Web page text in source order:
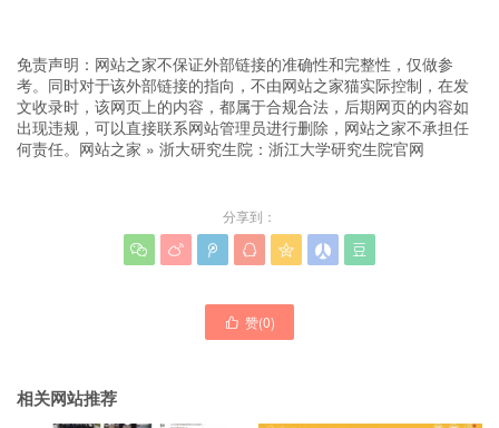
免责声明：网站之家不保证外部链接的准确性和完整性，仅做参
考。同时对于该外部链接的指向，不由网站之家猫实际控制，在发
文收录时，该网页上的内容，都属于合规合法，后期网页的内容如
出现违规，可以直接联系网站管理员进行删除，网站之家不承担任
何责任。 网站之家 » 浙大研究生院：浙江大学研究生院官网
分享到：
      
 赞(0)
相关网站推荐